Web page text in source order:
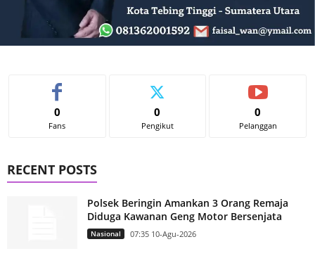
0
Fans
0
Pengikut
0
Pelanggan
RECENT POSTS
Polsek Beringin Amankan 3 Orang Remaja
Diduga Kawanan Geng Motor Bersenjata
Nasional 07:35 10-Agu-2026